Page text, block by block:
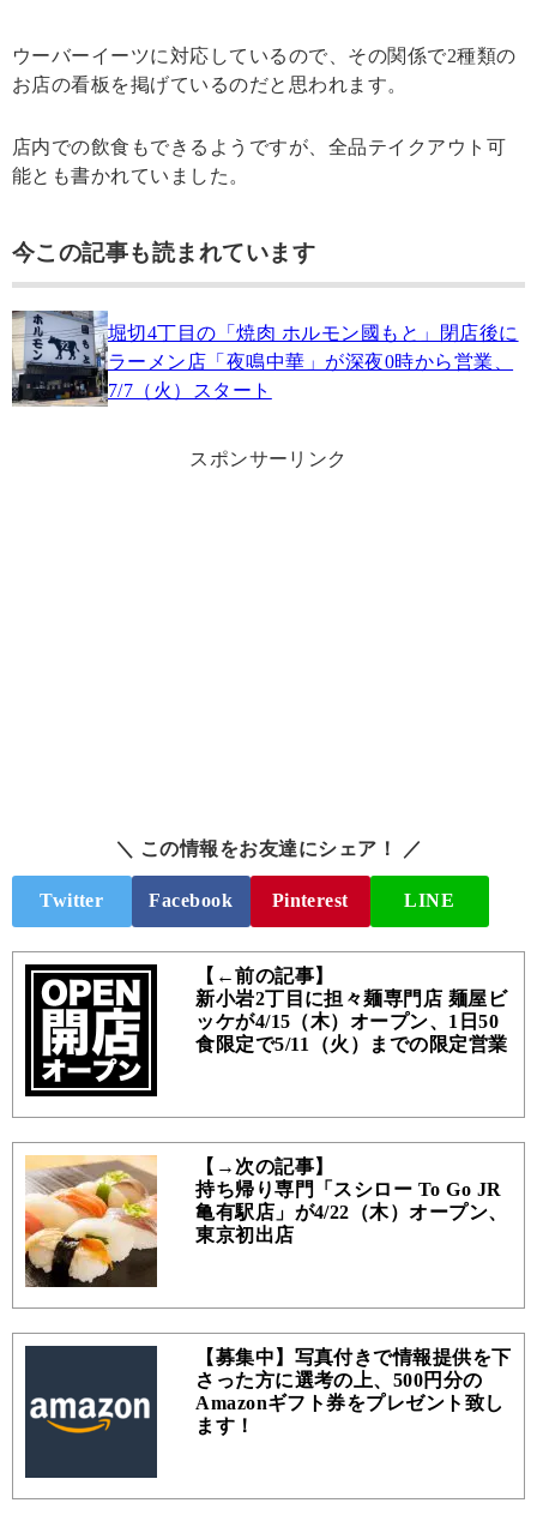
ウーバーイーツに対応しているので、その関係で2種類の
お店の看板を掲げているのだと思われます。
店内での飲食もできるようですが、全品テイクアウト可
能とも書かれていました。
今この記事も読まれています
堀切4丁目の「焼肉 ホルモン國もと」閉店後に
ラーメン店「夜鳴中華」が深夜0時から営業、
7/7（火）スタート
スポンサーリンク
＼ この情報をお友達にシェア！ ／
Twitter Facebook Pinterest LINE
【←前の記事】
新小岩2丁目に担々麺専門店 麺屋ビ
ッケが4/15（木）オープン、1日50
食限定で5/11（火）までの限定営業
【→次の記事】
持ち帰り専門「スシロー To Go JR
亀有駅店」が4/22（木）オープン、
東京初出店
【募集中】写真付きで情報提供を下
さった方に選考の上、500円分の
Amazonギフト券をプレゼント致し
ます！